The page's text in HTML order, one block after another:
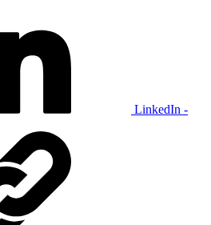
LinkedIn -